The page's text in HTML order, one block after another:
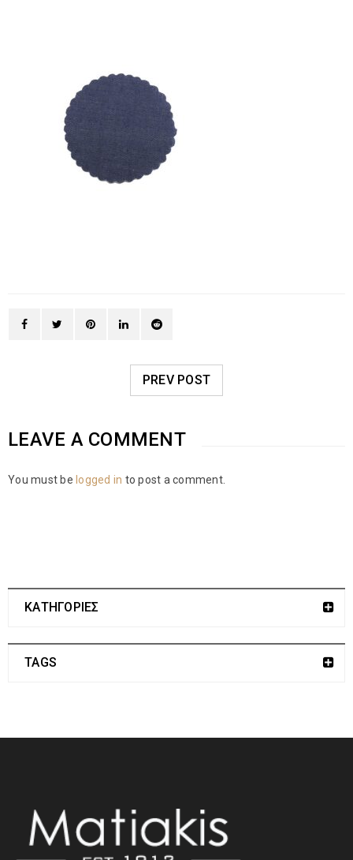
PREV POST
LEAVE A COMMENT
You must be logged in to post a comment.
ΚΑΤΗΓΟΡΙΕΣ
TAGS